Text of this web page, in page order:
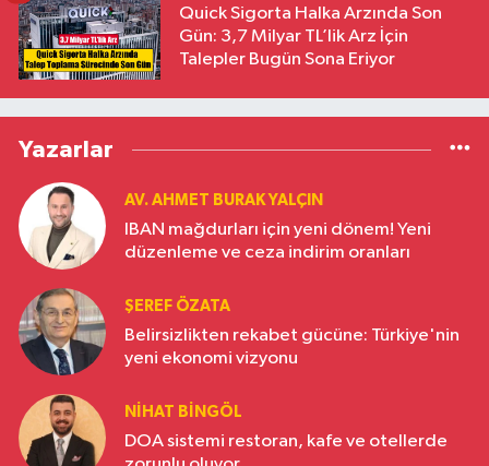
Quick Sigorta Halka Arzında Son
Gün: 3,7 Milyar TL’lik Arz İçin
Talepler Bugün Sona Eriyor
Yazarlar
AV. AHMET BURAK YALÇIN
IBAN mağdurları için yeni dönem! Yeni
düzenleme ve ceza indirim oranları
ŞEREF ÖZATA
Belirsizlikten rekabet gücüne: Türkiye'nin
yeni ekonomi vizyonu
NIHAT BINGÖL
DOA sistemi restoran, kafe ve otellerde